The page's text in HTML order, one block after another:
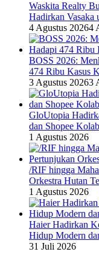
Waskita Realty
Hadirkan Vasaka
4 Agustus 20264
BOSS 2026:
474 Ribu Kasus
3 Agustus 20263
GloUtopia
dan Shopee
1 Agustus 2026
/RIF hingga
Orkestra Hutan
1 Agustus 2026
Haier Hadirkan
Hidup Modern
31 Juli 2026